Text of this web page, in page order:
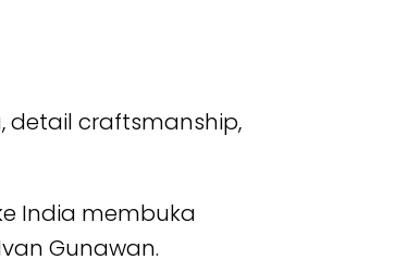
detail craftsmanship,
India membuka
Gunawan.